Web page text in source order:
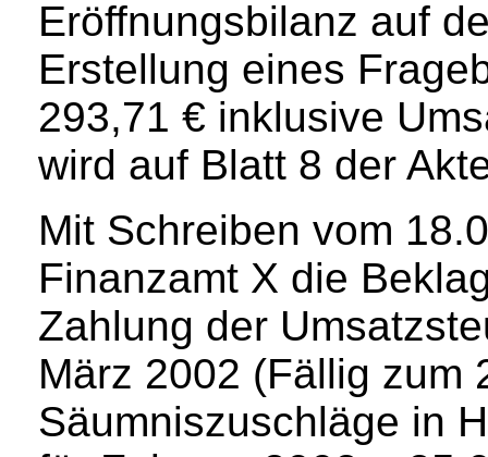
Eröffnungsbilanz auf
Erstellung eines
293,71 € inklusive
wird auf Blatt 8 der
Mit Schreiben vom
Finanzamt X die
Zahlung der
März 2002 (Fällig zum
Säumniszuschläge in